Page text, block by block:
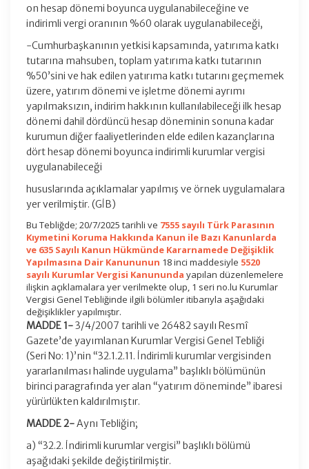
on hesap dönemi boyunca uygulanabileceğine ve
indirimli vergi oranının %60 olarak uygulanabileceği,
-Cumhurbaşkanının yetkisi kapsamında, yatırıma katkı
tutarına mahsuben, toplam yatırıma katkı tutarının
%50’sini ve hak edilen yatırıma katkı tutarını geçmemek
üzere, yatırım dönemi ve işletme dönemi ayrımı
yapılmaksızın, indirim hakkının kullanılabileceği ilk hesap
dönemi dahil dördüncü hesap döneminin sonuna kadar
kurumun diğer faaliyetlerinden elde edilen kazançlarına
dört hesap dönemi boyunca indirimli kurumlar vergisi
uygulanabileceği
hususlarında açıklamalar yapılmış ve örnek uygulamalara
yer verilmiştir. (GİB)
Bu Tebliğde; 20/7/2025 tarihli ve 7555 sayılı Türk Parasının
Kıymetini Koruma Hakkında Kanun ile Bazı Kanunlarda
ve 635 Sayılı Kanun Hükmünde Kararnamede Değişiklik
Yapılmasına Dair Kanununun 18 inci maddesiyle 5520
sayılı Kurumlar Vergisi Kanununda yapılan düzenlemelere
ilişkin açıklamalara yer verilmekte olup, 1 seri no.lu Kurumlar
Vergisi Genel Tebliğinde ilgili bölümler itibarıyla aşağıdaki
değişiklikler yapılmıştır.
MADDE 1-3/4/2007 tarihli ve 26482 sayılı Resmî
Gazete’de yayımlanan Kurumlar Vergisi Genel Tebliği
(Seri No: 1)’nin “32.1.2.11. İndirimli kurumlar vergisinden
yararlanılması halinde uygulama” başlıklı bölümünün
birinci paragrafında yer alan “yatırım döneminde” ibaresi
yürürlükten kaldırılmıştır.
MADDE 2-Aynı Tebliğin;
a) “32.2. İndirimli kurumlar vergisi” başlıklı bölümü
aşağıdaki şekilde değiştirilmiştir.